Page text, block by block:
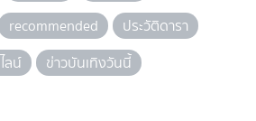
recommended
ประวัติดารา
ลน์ ข่าวบันเทิงวันนี้